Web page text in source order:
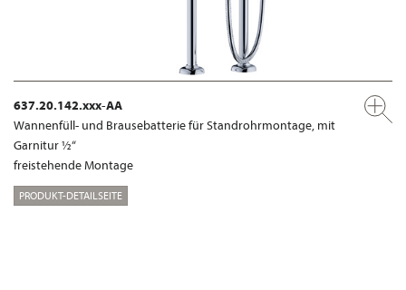
637.20.142.xxx-AA
Wannenfüll- und Brausebatterie für Standrohrmontage, mit
Garnitur ½“
freistehende Montage
PRODUKT-DETAILSEITE